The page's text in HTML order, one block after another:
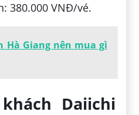
380.000 VNĐ/vé.
Hà Giang nên mua gì
Daiichi